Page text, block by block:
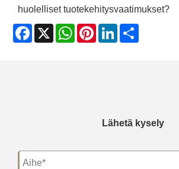
huolelliset tuotekehitysvaatimukset?
Facebook
X WhatsApp
PinterestLinkedIn
Lähetä kysely